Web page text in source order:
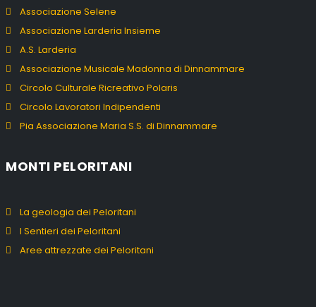
Associazione Selene
Associazione Larderia Insieme
A.S. Larderia
Associazione Musicale Madonna di Dinnammare
Circolo Culturale Ricreativo Polaris
Circolo Lavoratori Indipendenti
Pia Associazione Maria S.S. di Dinnammare
MONTI PELORITANI
La geologia dei Peloritani
I Sentieri dei Peloritani
Aree attrezzate dei Peloritani